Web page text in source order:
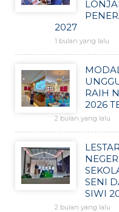
2027
1 bulan yang lalu
RAIH
2026
2 bulan yang lalu
SENI
SIWI
2 bulan yang lalu